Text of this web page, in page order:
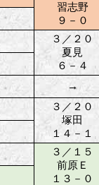
習志野
９－０
３／２０
夏見
６－４
→
３／２０
塚田
１４－１
３／１５
前原Ｅ
１３－０